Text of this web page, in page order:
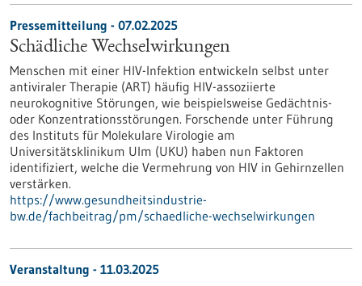
Pressemitteilung - 07.02.2025
Schädliche Wechselwirkungen
Menschen mit einer HIV-​Infektion entwickeln selbst unter
antiviraler Therapie (ART) häufig HIV-​assoziierte
neurokognitive Störungen, wie beispielsweise Gedächtnis-​
oder Konzentrationsstörungen. Forschende unter Führung
des Instituts für Molekulare Virologie am
Universitätsklinikum Ulm (UKU) haben nun Faktoren
identifiziert, welche die Vermehrung von HIV in Gehirnzellen
verstärken.
https://www.gesundheitsindustrie-
bw.de/fachbeitrag/pm/schaedliche-wechselwirkungen
Veranstaltung - 11.03.2025